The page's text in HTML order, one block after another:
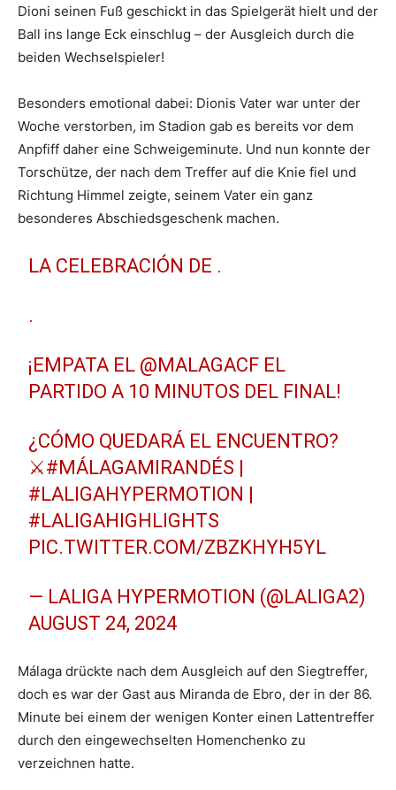
Dioni seinen Fuß geschickt in das Spielgerät hielt und der
Ball ins lange Eck einschlug – der Ausgleich durch die
beiden Wechselspieler!
Besonders emotional dabei: Dionis Vater war unter der
Woche verstorben, im Stadion gab es bereits vor dem
Anpfiff daher eine Schweigeminute. Und nun konnte der
Torschütze, der nach dem Treffer auf die Knie fiel und
Richtung Himmel zeigte, seinem Vater ein ganz
besonderes Abschiedsgeschenk machen.
LA CELEBRACIÓN DE .
.
¡EMPATA EL @MALAGACF EL
PARTIDO A 10 MINUTOS DEL FINAL!
¿CÓMO QUEDARÁ EL ENCUENTRO?
⚔️#MÁLAGAMIRANDÉS |
#LALIGAHYPERMOTION |
#LALIGAHIGHLIGHTS
PIC.TWITTER.COM/ZBZKHYH5YL
— LALIGA HYPERMOTION (@LALIGA2)
AUGUST 24, 2024
Málaga drückte nach dem Ausgleich auf den Siegtreffer,
doch es war der Gast aus Miranda de Ebro, der in der 86.
Minute bei einem der wenigen Konter einen Lattentreffer
durch den eingewechselten Homenchenko zu
verzeichnen hatte.